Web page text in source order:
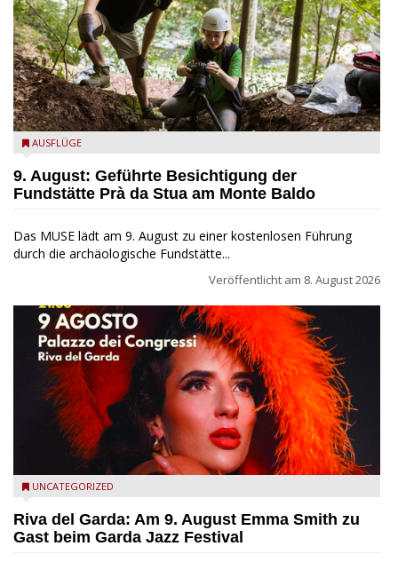
die archäologische Fundstätte Riparo Prà da Stua am Monte
AUSFLÜGE
9. August: Geführte Besichtigung der
Fundstätte Prà da Stua am Monte Baldo
Das MUSE lädt am 9. August zu einer kostenlosen Führung
durch die archäologische Fundstätte...
Veröffentlicht am 8. August 2026
Riva del Garda - Emma Smith zu Gast beim Garda Jazz
UNCATEGORIZED
Riva del Garda: Am 9. August Emma Smith zu
Gast beim Garda Jazz Festival